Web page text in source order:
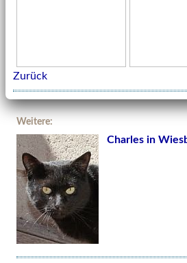
Zurück
Weitere:
Charles in